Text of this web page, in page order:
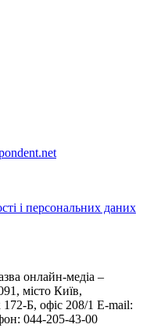
і персональних даних
онлайн-медіа –
місто Київ,
Б, офіс 208/1 E-mail:
044-205-43-00